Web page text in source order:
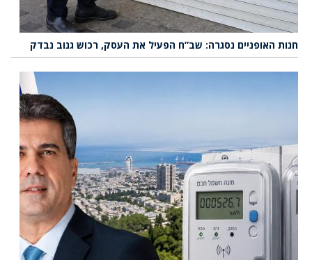
חנות האופניים נסגרה: שב”ח הפעיל את העסק, רכוש גנוב נבדק